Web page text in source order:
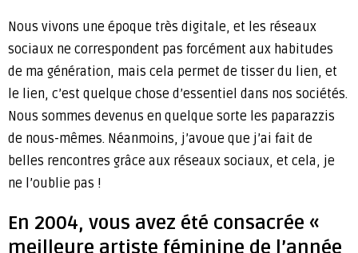
Nous vivons une époque très digitale, et les réseaux
sociaux ne correspondent pas forcément aux habitudes
de ma génération, mais cela permet de tisser du lien, et
le lien, c’est quelque chose d’essentiel dans nos sociétés.
Nous sommes devenus en quelque sorte les paparazzis
de nous-mêmes. Néanmoins, j’avoue que j’ai fait de
belles rencontres grâce aux réseaux sociaux, et cela, je
ne l’oublie pas !
En 2004, vous avez été consacrée «
meilleure artiste féminine de l’année